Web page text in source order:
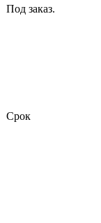
Под заказ.
Cрок